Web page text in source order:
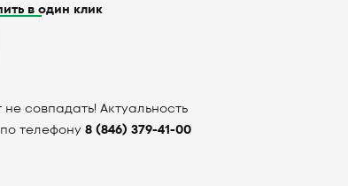
в один клик
совпадать! Актуальность
телефону 8 (846) 379-41-00